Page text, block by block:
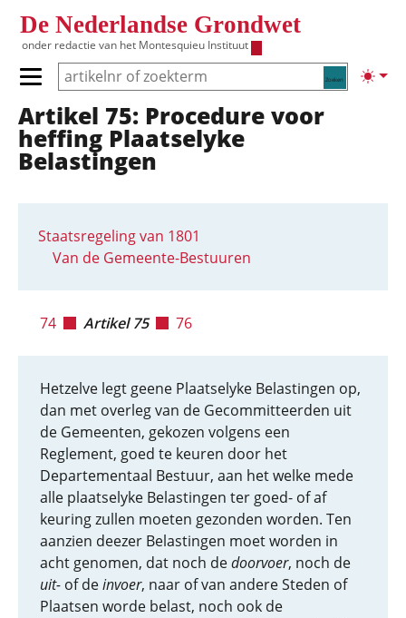
De Nederlandse Grondwet
onder redactie van het Montesquieu Instituut
Zoeken
Primair menu tonen/verbergen
Hoofdnavigatie
Artikel 75: Procedure voor
heffing Plaatselyke
Belastingen
Staatsregeling van 1801
Van de Gemeente-Bestuuren
74 Artikel 75 76
Hetzelve legt geene Plaatselyke Belastingen op,
dan met overleg van de Gecommitteerden uit
de Gemeenten, gekozen volgens een
Reglement, goed te keuren door het
Departementaal Bestuur, aan het welke mede
alle plaatselyke Belastingen ter goed- of af
keuring zullen moeten gezonden worden. Ten
aanzien deezer Belastingen moet worden in
acht genomen, dat noch dedoorvoer, noch de
uit- of deinvoer, naar of van andere Steden of
Plaatsen worde belast, noch ook de